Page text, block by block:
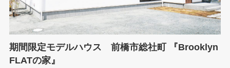
前橋本社ショールーム
群馬県前橋市元総社町1-2-3 ＭＭビル